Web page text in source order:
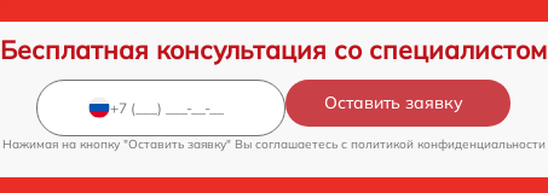
Бесплатная консультация со специалистом
Оставить заявку
Нажимая на кнопку "Оставить заявку" Вы соглашаетесь c политикой конфиденциальности